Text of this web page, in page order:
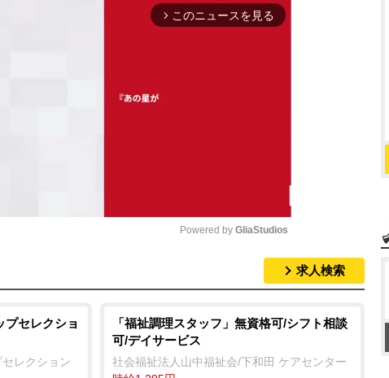
arrow_forward_ios このニュースを見る
Powered by GliaStudios
求人検索
セレクショ
レクション
「福祉調理スタッフ」無資格可/シフト相談
可/デイサービス
社会福祉法人山中福祉会/下和田 ケアセンター